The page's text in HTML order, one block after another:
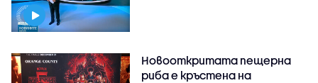
Новооткритата пещерна
риба е кръстена на